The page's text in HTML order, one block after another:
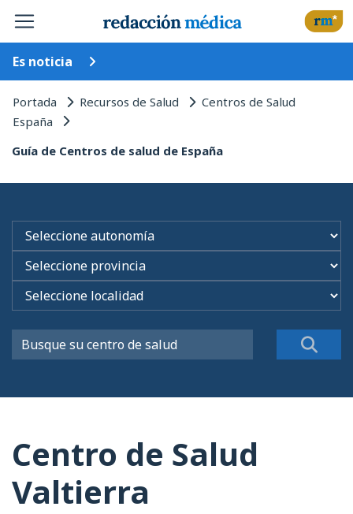
Es noticia
Portada Recursos de Salud Centros de Salud
España
Guía de Centros de salud de España
Centro de Salud
Valtierra